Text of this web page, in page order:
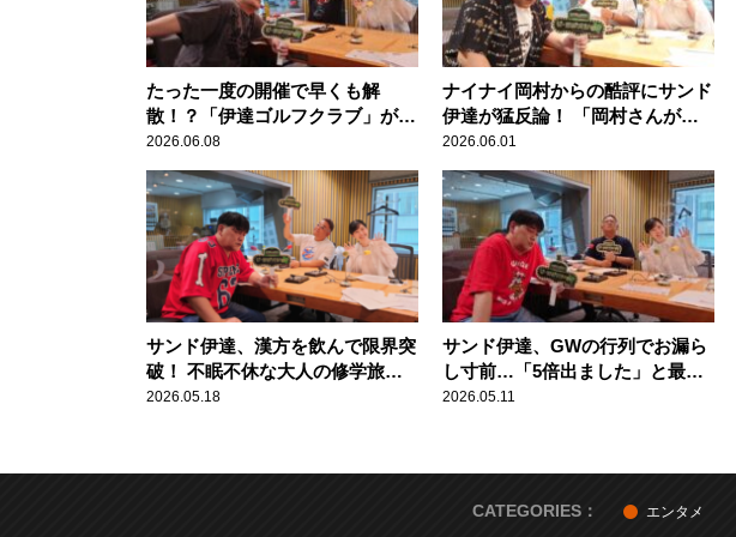
たった一度の開催で早くも解
散！？「伊達ゴルフクラブ」が存
続の危機に直面！
2026.06.08
ナイナイ岡村からの酷評にサンド
伊達が猛反論！ 「岡村さんが最
下位だと思うけどな…」
2026.06.01
サンド伊達、漢方を飲んで限界突
破！ 不眠不休な大人の修学旅行
の全貌を語る
2026.05.18
サンド伊達、GWの行列でお漏ら
し寸前…「5倍出ました」と最悪
の事態を回避したことを報告
2026.05.11
CATEGORIES： エンタメ